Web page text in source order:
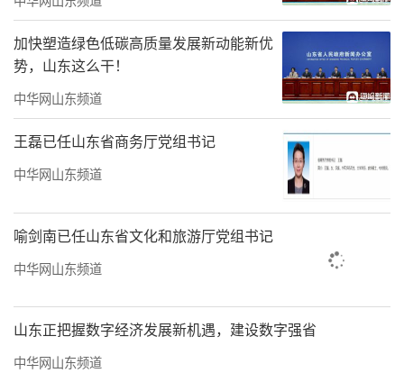
（来源：泰安日报）
责任编辑：金德锋
加快塑造绿色低碳高质量发展新动能新优
势，山东这么干！
中华网山东频道
王磊已任山东省商务厅党组书记
中华网山东频道
喻剑南已任山东省文化和旅游厅党组书记
中华网山东频道
山东正把握数字经济发展新机遇，建设数字强省
中华网山东频道